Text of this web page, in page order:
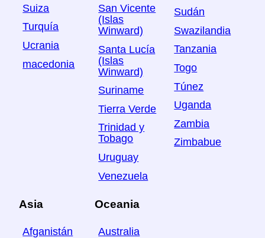
Suiza
Turquía
Ucrania
macedonia
San Vicente
(Islas
Winward)
Santa Lucía
(Islas
Winward)
Suriname
Tierra Verde
Trinidad y
Tobago
Uruguay
Venezuela
Sudán
Swazilandia
Tanzania
Togo
Túnez
Uganda
Zambia
Zimbabue
Asia
Afganistán
Oceania
Australia